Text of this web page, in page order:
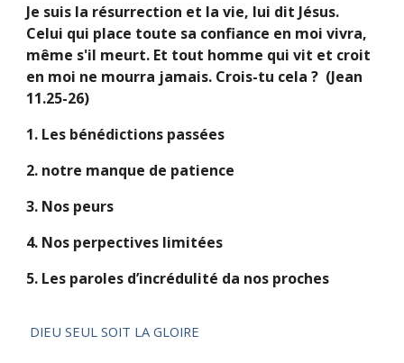
Je suis la résurrection et la vie, lui dit Jésus.
Celui qui place toute sa confiance en moi vivra,
même s'il meurt. Et tout homme qui vit et croit
en moi ne mourra jamais. Crois-tu cela ? (Jean
11.25-26)
1. Les bénédictions passées
2. notre manque de patience
3. Nos peurs
4. Nos perpectives limitées
5. Les paroles d’incrédulité da nos proches
DIEU SEUL SOIT LA GLOIRE